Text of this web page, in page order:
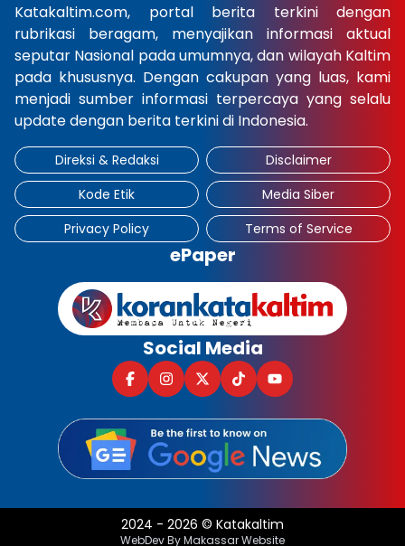
Katakaltim.com, portal berita terkini dengan
rubrikasi beragam, menyajikan informasi aktual
seputar Nasional pada umumnya, dan wilayah Kaltim
pada khususnya. Dengan cakupan yang luas, kami
menjadi sumber informasi terpercaya yang selalu
update dengan berita terkini di Indonesia.
Direksi & Redaksi
Disclaimer
Kode Etik
Media Siber
Privacy Policy
Terms of Service
ePaper
Social Media
2024 - 2026 © Katakaltim
WebDev By Makassar Website